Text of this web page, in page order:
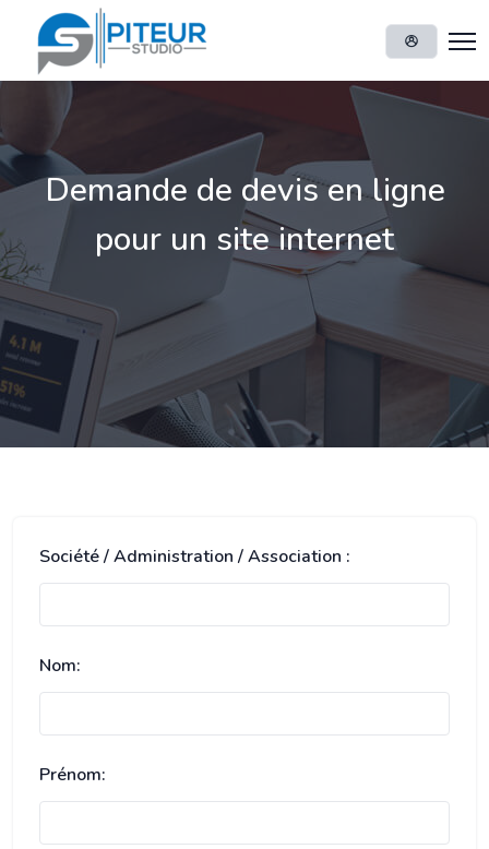
Demande de devis en ligne
pour un site internet
Société / Administration / Association :
Nom:
Prénom: